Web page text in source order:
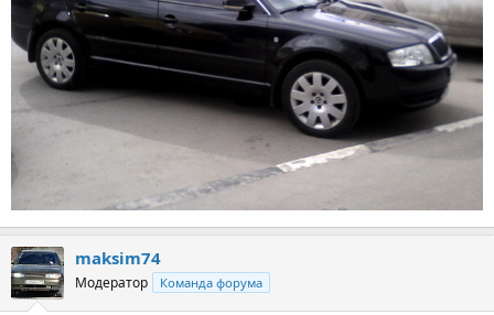
maksim74
Модератор Команда форума